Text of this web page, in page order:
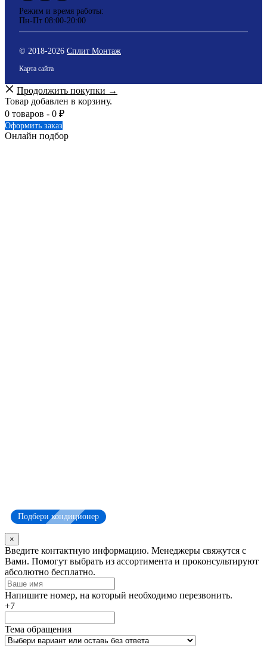
Подбери кондиционер
Режим и время работы:
Пн-Пт 08:00-20:00
© 2018-2026 Сплит Монтаж
Карта сайта
Продолжить покупки →
Товар добавлен в корзину.
0 товаров - 0 ₽
Оформить заказ
Онлайн подбор
×
Оставьте
это
поле
пустым
Введите контактную информацию. Менеджеры свяжутся с
Вами. Помогут выбрать из ассортимента и проконсультируют
абсолютно бесплатно.
Напишите номер, на который необходимо перезвонить.
+7
Тема обращения